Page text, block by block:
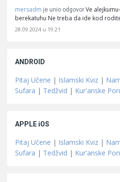
mersadm je unio odgovor Ve
berekatuhu Ne treba da ide kod
28.09.2024 u 19:21
ANDROID
Pitaj Učene | Islamski Kviz |
Sufara | Tedžvid | Kur'anske
APPLE iOS
Pitaj Učene | Islamski Kviz |
Sufara | Tedžvid | Kur'anske